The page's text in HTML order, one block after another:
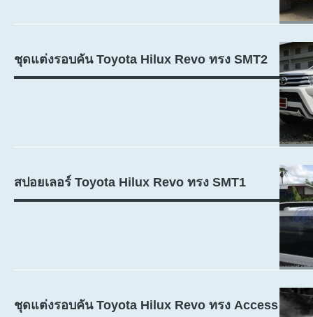
ชุดแต่งรอบคัน Toyota Hilux Revo ทรง SMT2
สปอยเลอร์ Toyota Hilux Revo ทรง SMT1
ชุดแต่งรอบคัน Toyota Hilux Revo ทรง Access